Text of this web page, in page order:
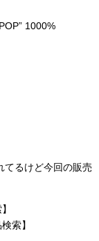
1000%
てるけど今回の販売
索】